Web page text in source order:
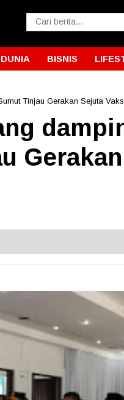
DUNIA BISNIS
Tinjau Gerakan Sejuta